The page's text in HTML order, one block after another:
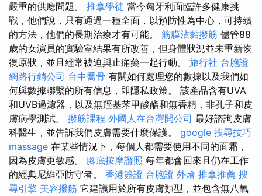
嚴重的供應問題。 推拿學徒 當今匈牙利面臨許多健康挑
戰，他們說，只有通過一種全面，以預防性為中心，可持續
的方法，他們的長期治療才有可能。 筋膜沾黏撥筋 儘管88
歲的女演員的實驗室結果有所改善，但身體狀況並未重新恢
復原狀，並且經常被迫與止痛藥一起行動。 旅行社 台胞證
網路行銷公司 台中喬骨 有關如何處理您的數據以及我們如
何與數據聯繫的所有信息，即隱私政策。 該產品含有UVA
和UVB過濾器，以及無羥基苯甲酸酯和無香精，非孔子和皮
膚病學測試。 撥筋課程 外國人在台灣開公司 最好諮詢皮膚
科醫生，並告訴我們皮膚需要什麼保護。 google 搜尋技巧
massage 在某些情況下，每個人都需要使用不同的面霜，
因為皮膚更敏感。 腳底按摩證照 每年都會回來且仍在工作
的經典尼維亞防守者。 香港簽證 台胞證 外燴 推拿推薦 搜
尋引擎 美容撥筋 它建議用於所有皮膚類型，並包含無八氧